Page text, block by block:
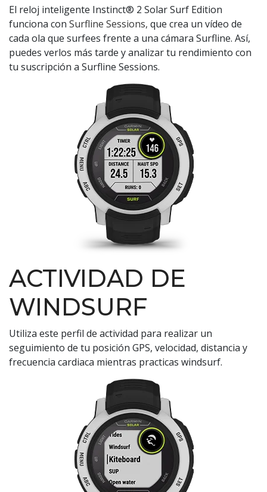
El reloj inteligente Instinct® 2 Solar Surf Edition
funciona con Surfline Sessions, que crea un vídeo de
cada ola que surfees frente a una cámara Surfline. Así,
puedes verlos más tarde y analizar tu rendimiento con
tu suscripción a Surfline Sessions.
ACTIVIDAD DE
WINDSURF
Utiliza este perfil de actividad para realizar un
seguimiento de tu posición GPS, velocidad, distancia y
frecuencia cardiaca mientras practicas windsurf.